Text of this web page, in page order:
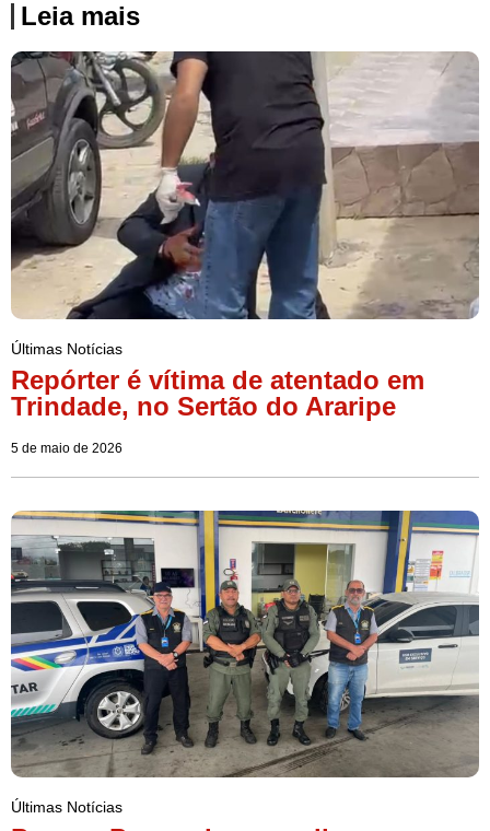
Leia mais
Últimas Notícias
Repórter é vítima de atentado em
Trindade, no Sertão do Araripe
5 de maio de 2026
Últimas Notícias